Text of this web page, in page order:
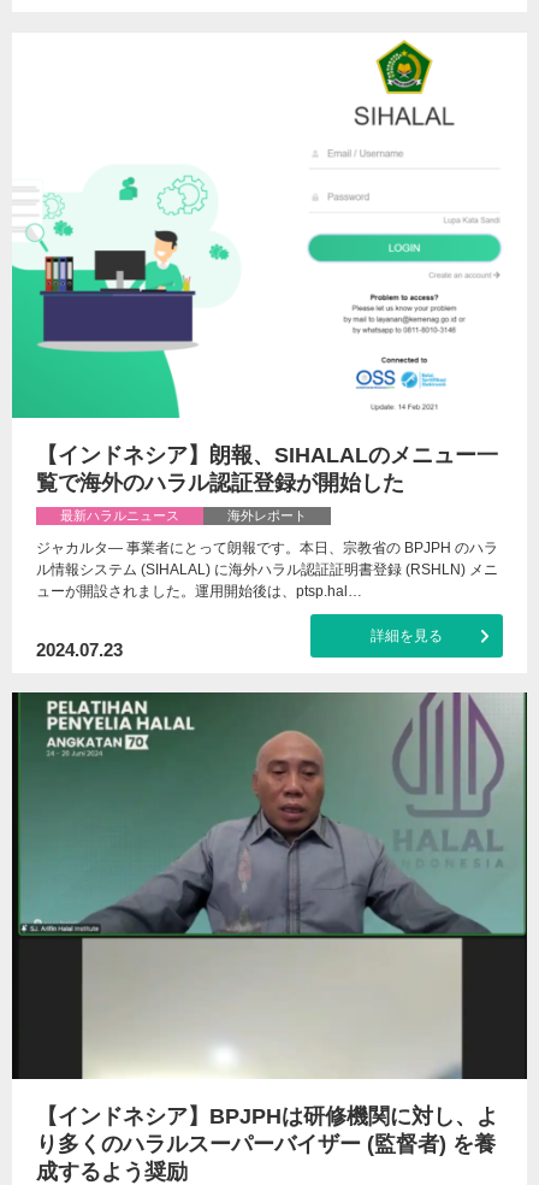
【インドネシア】朗報、SIHALALのメニュー一
覧で海外のハラル認証登録が開始した
最新ハラルニュース 海外レポート
ジャカルタ— 事業者にとって朗報です。本日、宗教省の BPJPH のハラ
ル情報システム (SIHALAL) に海外ハラル認証証明書登録 (RSHLN) メニ
ューが開設されました。運用開始後は、ptsp.hal…
2024.07.23
詳細を見る
【インドネシア】BPJPHは研修機関に対し、よ
り多くのハラルスーパーバイザー (監督者) を養
成するよう奨励